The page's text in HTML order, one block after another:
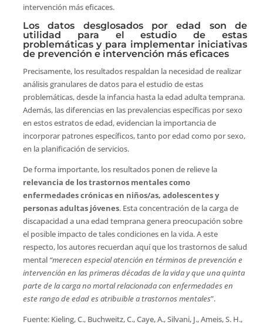
intervención más eficaces.
Los datos desglosados por edad son de
utilidad para el estudio de estas
problemáticas y para implementar iniciativas
de prevención e intervención más eficaces
Precisamente, los resultados respaldan la necesidad de realizar
análisis granulares de datos para el estudio de estas
problemáticas, desde la infancia hasta la edad adulta temprana.
Además, las diferencias en las prevalencias específicas por sexo
en estos estratos de edad, evidencian la importancia de
incorporar patrones específicos, tanto por edad como por sexo,
en la planificación de servicios.
De forma importante, los resultados ponen de relieve la
relevancia de los trastornos mentales como
enfermedades crónicas en niños/as, adolescentes y
personas adultas jóvenes. Esta concentración de la carga de
discapacidad a una edad temprana genera preocupación sobre
el posible impacto de tales condiciones en la vida. A este
respecto, los autores recuerdan aquí que los trastornos de salud
mental “merecen especial atención en términos de prevención e
intervención en las primeras décadas de la vida y que una quinta
parte de la carga no mortal relacionada con enfermedades en
este rango de edad es atribuible a trastornos mentales”.
Fuente: Kieling, C., Buchweitz, C., Caye, A., Silvani, J., Ameis, S. H.,